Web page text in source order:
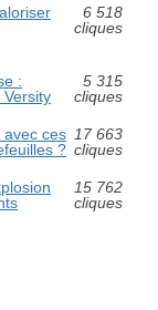
6 518
cliques
:
5 315
cliques
avec ces
?
17 663
cliques
15 762
cliques